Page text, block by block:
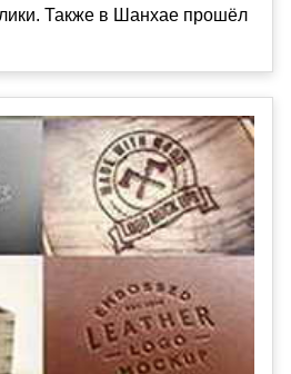
Также в Шанхае прошёл